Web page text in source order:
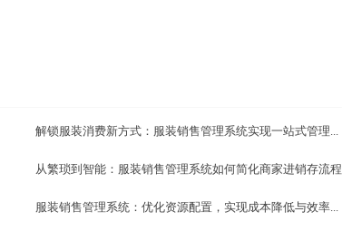
解锁服装消费新方式：服装销售管理系统实现一站式管理...
从繁琐到智能：服装销售管理系统如何简化商家进销存流程
服装销售管理系统：优化资源配置，实现成本降低与效率...